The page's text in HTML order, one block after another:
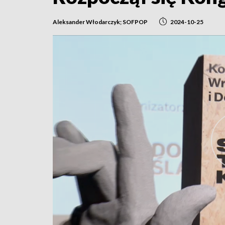
Aleksander Włodarczyk; SOFPOP 2024-10-25